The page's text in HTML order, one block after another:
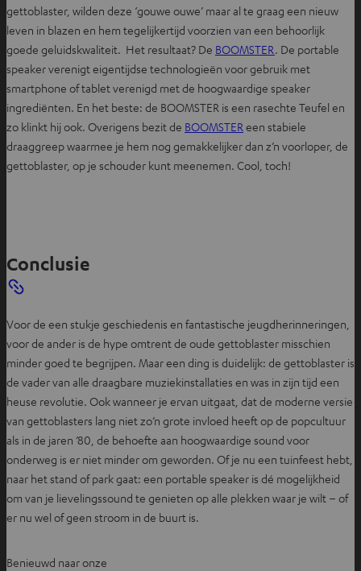
gettoblaster, wilden deze ‘gouwe ouwe’ maar al te graag een nieuw
leven in blazen en hem tegelijkertijd voorzien van een behoorlijk
goede geluidskwaliteit. Het resultaat? De BOOMSTER. De portable
speaker verenigt eigentijdse technologieën voor gebruik met
smartphone of tablet verenigd met de hoogwaardige speaker
ingrediënten. En het beste: de BOOMSTER is een rasechte Teufel en
zo klinkt hij ook. Overigens bezit de BOOMSTER een stabiele
draaggreep waarmee je hem nog gemakkelijker dan z’n voorloper, de
gettoblaster, op je schouder kunt meenemen. Cool, toch!
Conclusie
Voor de een stukje geschiedenis en fantastische jeugdherinneringen,
voor de ander is de hype omtrent de oude gettoblaster misschien
minder goed te begrijpen. Maar een ding is duidelijk: de gettoblaster is
de vader van alle draagbare muziekinstallaties en was in zijn tijd een
heuse revolutie. Ook wanneer je ervan uitgaat, dat de moderne versie
van gettoblasters lang niet zo’n grote invloed heeft op de popcultuur
als in de jaren ’80, de behoefte aan hoogwaardige sound voor
onderweg is er niet minder om geworden. Of je nu een tuinfeest hebt,
naar het stand of park gaat: een portable speaker is dé mogelijkheid
om van je lievelingssound te genieten op alle plekken waar je wilt – of
er nu wel of geen stroom in de buurt is.
Benieuwd naar onze